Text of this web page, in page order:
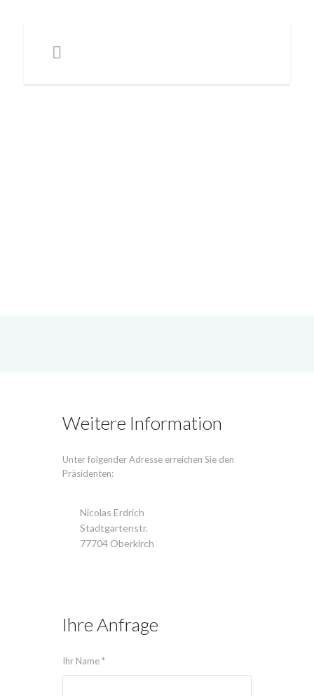
Weitere Information
Unter folgender Adresse erreichen Sie den
Präsidenten:
Nicolas Erdrich
Stadtgartenstr.
77704 Oberkirch
Ihre Anfrage
Ihr Name *